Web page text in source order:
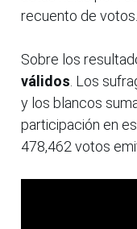
recuento de votos.
Sobre los
válidos . Los
y los blancos
participación en
478,462 votos